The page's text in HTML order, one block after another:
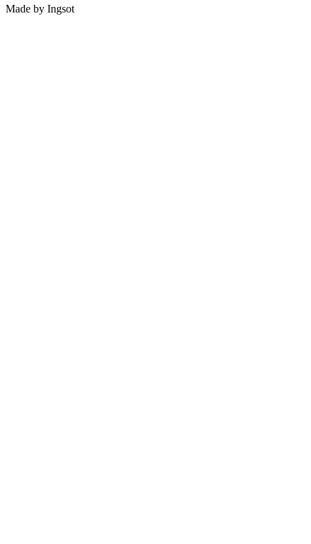
Made by Ingsot